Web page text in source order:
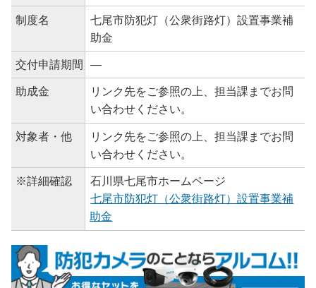
制度名
七尾市防犯灯（公衆街路灯）設置事業補
助金
交付申請期間 ―
助成金
リンク先をご参照の上、担当課までお問
い合わせください。
対象者・他
リンク先をご参照の上、担当課までお問
い合わせください。
※詳細確認
石川県七尾市ホームページ
七尾市防犯灯（公衆街路灯）設置事業補
助金